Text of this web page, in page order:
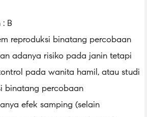
B
reproduksi binatang percobaan
adanya risiko pada janin tetapi
pada wanita hamil, atau studi
binatang percobaan
efek samping (selain